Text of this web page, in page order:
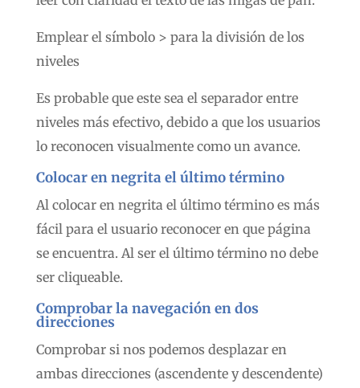
Emplear el símbolo > para la división de los
niveles
Es probable que este sea el separador entre
niveles más efectivo, debido a que los usuarios
lo reconocen visualmente como un avance.
Colocar en negrita el último término
Al colocar en negrita el último término es más
fácil para el usuario reconocer en que página
se encuentra. Al ser el último término no debe
ser cliqueable.
Comprobar la navegación en dos
direcciones
Comprobar si nos podemos desplazar en
ambas direcciones (ascendente y descendente)